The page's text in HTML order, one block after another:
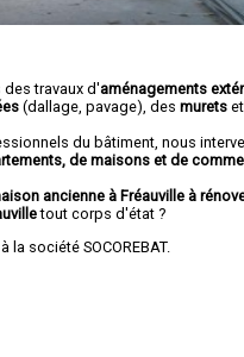
travaux d'aménagements
(dallage, pavage), des murets
du bâtiment, nous
de maisons et de
ancienne à Fréauville à
tout corps d'état ?
la société SOCOREBAT.